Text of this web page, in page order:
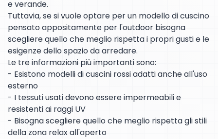
e verande.
Tuttavia, se si vuole optare per un modello di cuscino
pensato appositamente per l'outdoor bisogna
scegliere quello che meglio rispetta i propri gusti e le
esigenze dello spazio da arredare.
Le tre informazioni più importanti sono:
- Esistono modelli di cuscini rossi adatti anche all'uso
esterno
- I tessuti usati devono essere impermeabili e
resistenti ai raggi UV
- Bisogna scegliere quello che meglio rispetta gli stili
della zona relax all'aperto